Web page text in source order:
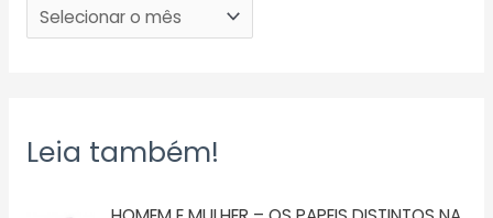
Leia também!